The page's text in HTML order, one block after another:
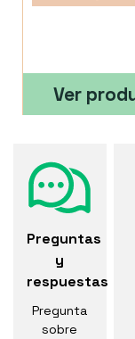
Ver
Preguntas
y
respuestas
Pregunta
sobre